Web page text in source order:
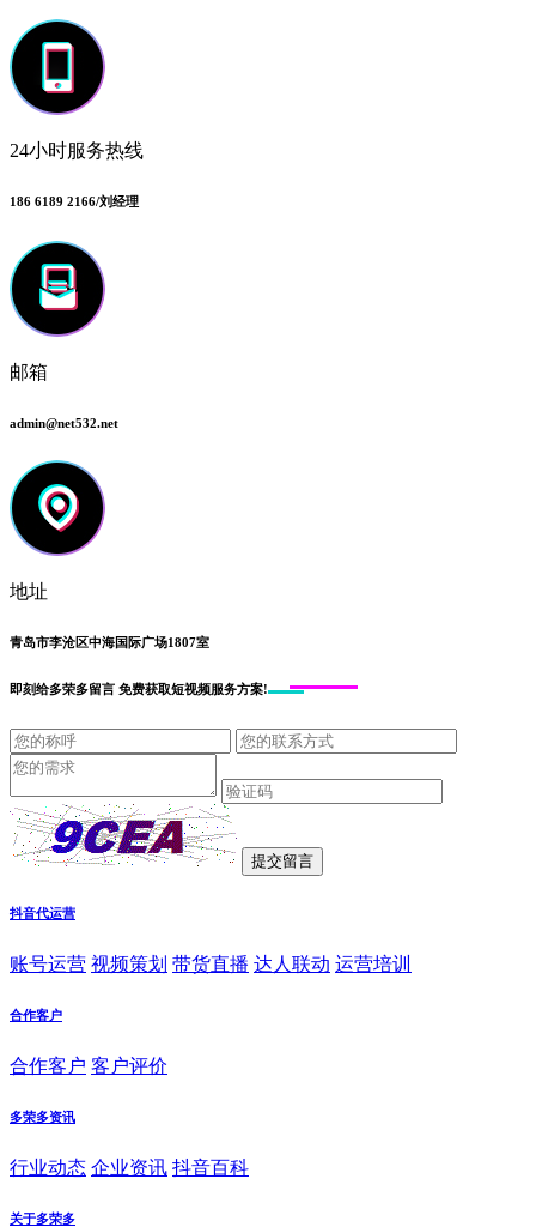
24小时服务热线
186 6189 2166/刘经理
邮箱
admin@net532.net
地址
青岛市李沧区中海国际广场1807室
即刻给多荣多留言 免费获取短视频服务方案!
抖音代运营
账号运营 视频策划 带货直播 达人联动 运营培训
合作客户
合作客户 客户评价
多荣多资讯
行业动态 企业资讯 抖音百科
关于多荣多